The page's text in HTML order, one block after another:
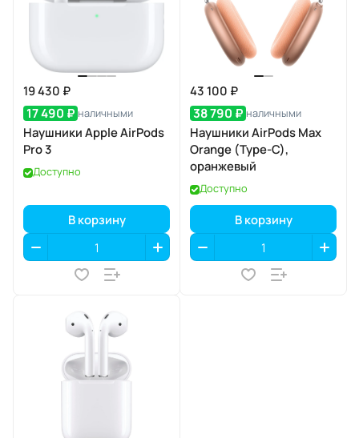
19 430 ₽
17 490 ₽ наличными
Наушники Apple AirPods
Pro 3
Доступно
В корзину
43 100 ₽
38 790 ₽ наличными
Наушники AirPods Max
Orange (Type-C),
оранжевый
Доступно
В корзину